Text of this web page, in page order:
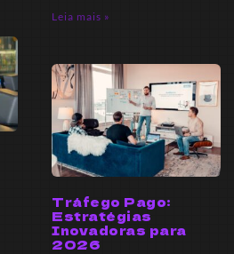
Leia mais »
Tráfego Pago:
Estratégias
Inovadoras para
2026